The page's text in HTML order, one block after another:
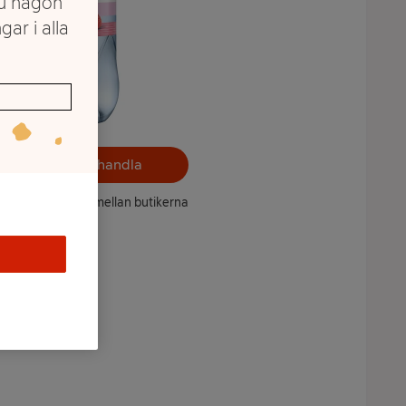
Välj butik och handla
kan variera mellan butikerna
i alla